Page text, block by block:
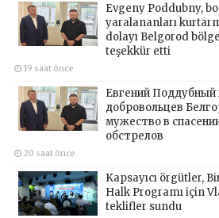
Evgeny Poddubny,
yaralananları
dolayı Belgorod
teşekkür etti
19 saat önce
Евгений Поддубный
добровольцев
мужество в
обстрелов
20 saat önce
Kapsayıcı örgütler,
Halk Programı için
teklifler sundu